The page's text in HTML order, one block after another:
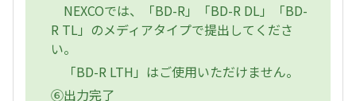
NEXCOでは、「BD-R」「BD-R DL」「BD-
R TL」のメディアタイプで提出してくださ
い。
「BD-R LTH」はご使用いただけません。
⑥出力完了